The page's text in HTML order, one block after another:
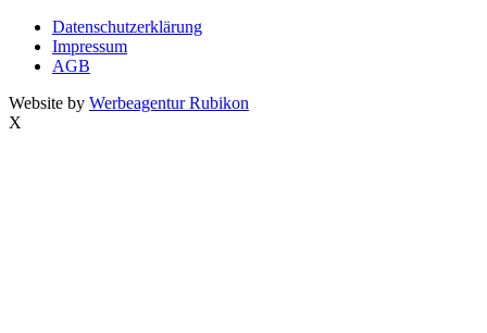
Datenschutzerklärung
Impressum
AGB
Website by Werbeagentur Rubikon
X